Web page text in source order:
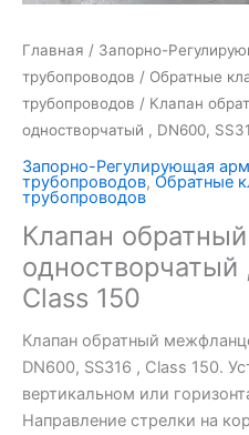
Главная / Запорно-
трубопроводов / Обратные
трубопроводов / Клапан
одностворчатый , DN600,
Запорно-Регулирующая
трубопроводов,Обратные
трубопроводов
Клапан
одностворчатый
Class 150
Клапан обратный
DN600, SS316 , Class 150.
вертикальном или
Направление стрелки на